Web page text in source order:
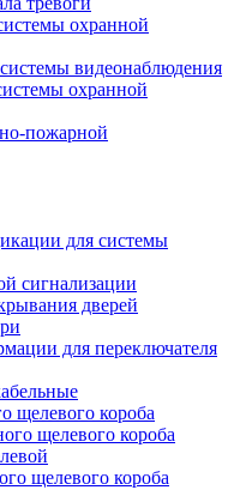
охранной
видеонаблюдения
охранной
пожарной
для системы
сигнализации
дверей
для переключателя
щелевого короба
щелевого короба
щелевого короба